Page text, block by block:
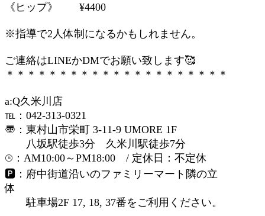
《ヒップ》 ¥4400
※指導で2人体制になるかもしれません。
ご連絡はLINEかDMでお願い致します🥰
＊＊＊＊＊＊＊＊＊＊＊＊＊＊＊＊＊＊＊＊＊
a:Q久米川店
℡：042-313-0321
〠：東村山市栄町 3-11-9 UMORE 1F
八坂駅徒歩3分 久米川駅徒歩7分
⌚︎：AM10:00～PM18:00 / 定休日：不定休
🅿︎：府中街道沿いのファミリーマート隣の立
体
駐車場2F 17, 18, 37番をご利用ください。